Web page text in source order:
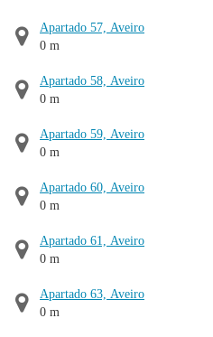
Apartado 57, Aveiro
0 m
Apartado 58, Aveiro
0 m
Apartado 59, Aveiro
0 m
Apartado 60, Aveiro
0 m
Apartado 61, Aveiro
0 m
Apartado 63, Aveiro
0 m